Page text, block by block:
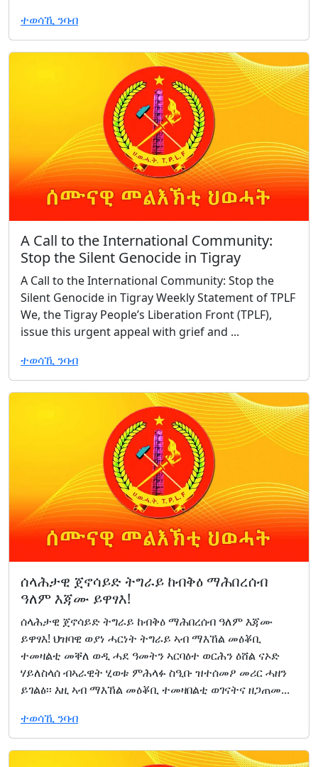
ተወሳኺ ንባብ
A Call to the International Community:
Stop the Silent Genocide in Tigray
A Call to the International Community: Stop the
Silent Genocide in Tigray Weekly Statement of TPLF
We, the Tigray People’s Liberation Front (TPLF),
issue this urgent appeal with grief and ...
ተወሳኺ ንባብ
ሰላሕታዊ ጀኖሳይድ ትግራይ ከብቅዕ ማሕበረሰብ
ዓለም እጃሙ ይዋፃእ!
ሰላሕታዊ ጀኖሳይድ ትግራይ ከብቅዕ ማሕበረሰብ ዓለም እጃሙ
ይዋፃእ! ህዝባዊ ወያነ ሓርነት ትግራይ ኣብ ማእኸል መዕቖቢ
ተመዛልቲ መቐለ ወዲ ሓደ ዓመትን ኣርባዕተ ወርሕን ዕሸል ናኦድ
ሃይለስላሰ ብኣራዊት ሂወቱ ምሕላፉ ስዒቡ ዝተሰመዖ መሪር ሓዘን
ይገልፅ፡፡ እዚ ኣብ ማእኸል መዕቖቢ ተመዛበልቲ ወገናትና ዘጋጠመ...
ተወሳኺ ንባብ